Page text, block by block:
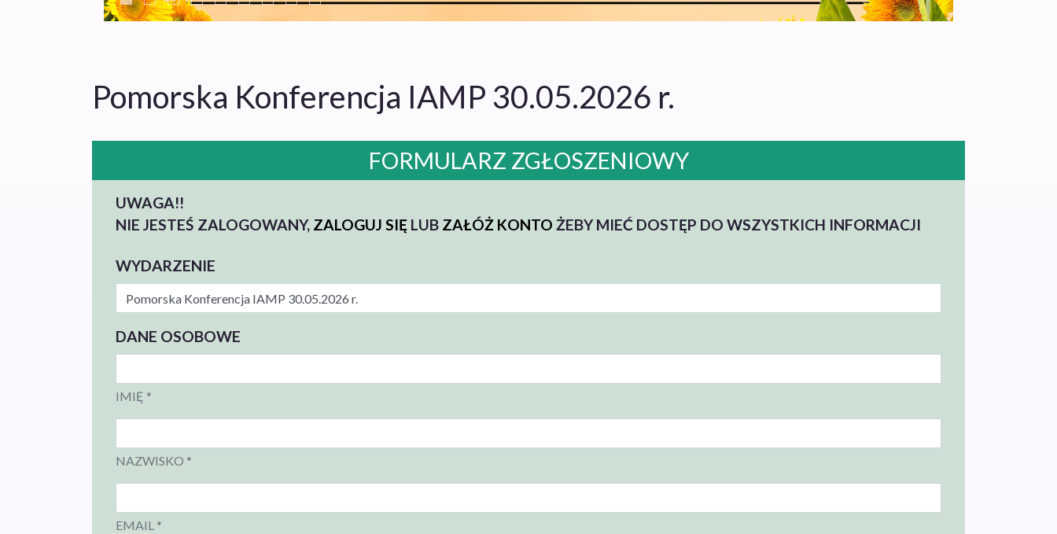
Pomorska Konferencja IAMP 30.05.2026 r.
FORMULARZ ZGŁOSZENIOWY
UWAGA!!
NIE JESTEŚ ZALOGOWANY, ZALOGUJ SIĘ LUB ZAŁÓŻ KONTO ŻEBY MIEĆ DOSTĘP DO WSZYSTKICH INFORMACJI
WYDARZENIE
DANE OSOBOWE
IMIĘ *
NAZWISKO *
EMAIL *